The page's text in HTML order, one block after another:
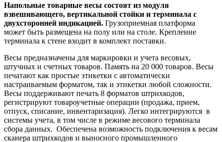
Напольные товарные весы состоят из модуля
взвешивающего, вертикальной стойки и терминала с
двухсторонней индикацией. Грузоприемная платформа
может быть размещена на полу или на столе. Крепление
терминала к стене входит в комплект поставки.
Весы предназначены для маркировки и учета весовых,
штучных и счетных товаров. Память на 20 000 товаров. Весы
печатают как простые этикетки с автоматически
настраиваемым форматом, так и этикетки любой сложности.
Весы поддерживают печать 8 форматов штрихкодов,
регистрируют товароучетные операции (продажа, прием,
отпуск, списание, инвентаризация). Легко интегрируются в
системы учета, в том числе в режиме весового терминала
сбора данных. Обеспечена возможность подключения к весам
сканера штрихкодов и выносного промышленного